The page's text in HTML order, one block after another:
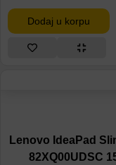
Dodaj u korpu
Lenovo IdeaPad
82XQ00UDSC